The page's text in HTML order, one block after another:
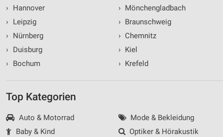
›
Hannover
›
Leipzig
›
Nürnberg
›
Duisburg
›
Bochum
› Mönchengladbach
› Braunschweig
› Chemnitz
› Kiel
› Krefeld
Top Kategorien
Auto & Motorrad
Baby & Kind
Mode & Bekleidung
Optiker & Hörakustik
Messung der Performance von Inhalten
Analyse von Zielgruppen durch Statistiken oder
Kombinationen von Daten aus verschiedenen
Entwicklung und Verbesserung der Angebote
Verwendung reduzierter Daten zur Auswahl von
Inhalten